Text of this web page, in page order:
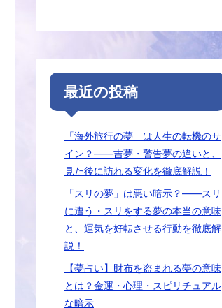
最近の投稿
「海外旅行の夢」は人生の転機のサ
イン？――吉夢・警告夢の違いと、
見た後に訪れる変化を徹底解説！
「スリの夢」は悪い暗示？――スリ
に遭う・スリをする夢の本当の意味
と、運気を好転させる行動を徹底解
説！
【夢占い】財布を盗まれる夢の意味
とは？金運・心理・スピリチュアル
な暗示